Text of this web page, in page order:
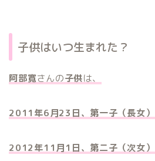
子供はいつ生まれた？
阿部寛さんの子供は、
2011年6月23日、第一子（長女）
2012年11月1日、第二子（次女）